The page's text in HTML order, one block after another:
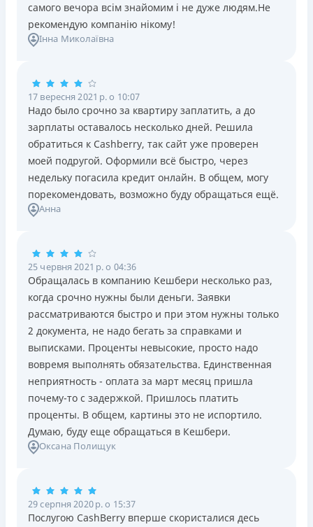
самого вечора всім знайомим і не дуже людям.Не
рекомендую компанію нікому!
Інна Миколаївна
17 вересня 2021 р. о 10:07
Надо было срочно за квартиру заплатить, а до
зарплаты оставалось несколько дней. Решила
обратиться к Cashberry, так сайт уже проверен
моей подругой. Оформили всё быстро, через
недельку погасила кредит онлайн. В общем, могу
порекомендовать, возможно буду обращаться ещё.
Анна
25 червня 2021 р. о 04:36
Обращалась в компанию Кешбери несколько раз,
когда срочно нужны были деньги. Заявки
рассматриваются быстро и при этом нужны только
2 документа, не надо бегать за справками и
выписками. Проценты невысокие, просто надо
вовремя выполнять обязательства. Единственная
неприятность - оплата за март месяц пришла
почему-то с задержкой. Пришлось платить
проценты. В общем, картины это не испортило.
Думаю, буду еще обращаться в Кешбери.
Оксана Полищук
29 серпня 2020 р. о 15:37
Послугою CashBerry вперше скористалися десь